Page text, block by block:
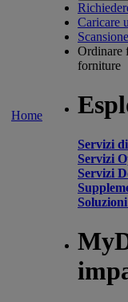
Home
Caricare
Ordinare
forniture
Servizi
Servizi
Servizi